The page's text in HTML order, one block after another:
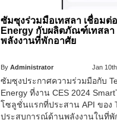
ซัมซุงร่วมมือเทสลา เชื่อมต่
Energy กับผลิตภัณฑ์เทสลา
พลังงานที่พักอาศัย
ByAdministrator Jan 10th
ซัมซุงประกาศความร่วมมือกับ
Energy ที่งาน CES 2024
โซลูชั่นแรกที่ประสาน API ของ
ประสบการณ์ด้านพลังงานในที่พั